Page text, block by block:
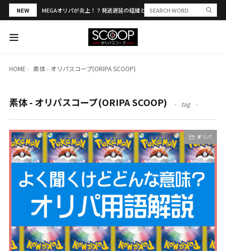
NEW MEGAオリパが炎上！？発送遅延の経緯と評判・当選報告を解説
HOME 素体 - オリパスコープ(ORIPA SCOOP)
素体 - オリパスコープ(ORIPA SCOOP) tag
オリパ